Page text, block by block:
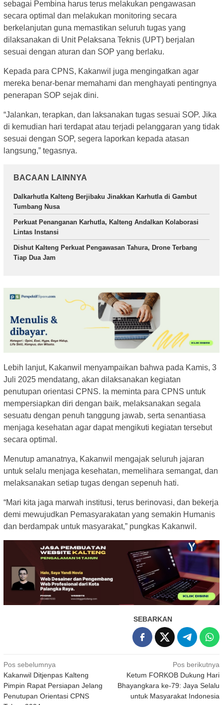
sebagai Pembina harus terus melakukan pengawasan
secara optimal dan melakukan monitoring secara
berkelanjutan guna memastikan seluruh tugas yang
dilaksanakan di Unit Pelaksana Teknis (UPT) berjalan
sesuai dengan aturan dan SOP yang berlaku.
Kepada para CPNS, Kakanwil juga mengingatkan agar
mereka benar-benar memahami dan menghayati pentingnya
penerapan SOP sejak dini.
“Jalankan, terapkan, dan laksanakan tugas sesuai SOP. Jika
di kemudian hari terdapat atau terjadi pelanggaran yang tidak
sesuai dengan SOP, segera laporkan kepada atasan
langsung,” tegasnya.
BACAAN LAINNYA
Dalkarhutla Kalteng Berjibaku Jinakkan Karhutla di Gambut
Tumbang Nusa
Perkuat Penanganan Karhutla, Kalteng Andalkan Kolaborasi
Lintas Instansi
Dishut Kalteng Perkuat Pengawasan Tahura, Drone Terbang
Tiap Dua Jam
Lebih lanjut, Kakanwil menyampaikan bahwa pada Kamis, 3
Juli 2025 mendatang, akan dilaksanakan kegiatan
penutupan orientasi CPNS. Ia meminta para CPNS untuk
mempersiapkan diri dengan baik, melaksanakan segala
sesuatu dengan penuh tanggung jawab, serta senantiasa
menjaga kesehatan agar dapat mengikuti kegiatan tersebut
secara optimal.
Menutup amanatnya, Kakanwil mengajak seluruh jajaran
untuk selalu menjaga kesehatan, memelihara semangat, dan
melaksanakan setiap tugas dengan sepenuh hati.
“Mari kita jaga marwah institusi, terus berinovasi, dan bekerja
demi mewujudkan Pemasyarakatan yang semakin Humanis
dan berdampak untuk masyarakat,” pungkas Kakanwil.
SEBARKAN
Navigasi
pos
Pos sebelumnya
Kakanwil Ditjenpas Kalteng
Pimpin Rapat Persiapan Jelang
Penutupan Orientasi CPNS
Pos berikutnya
Ketum FORKOB Dukung Hari
Bhayangkara ke-79: Jaya Selalu
untuk Masyarakat Indonesia